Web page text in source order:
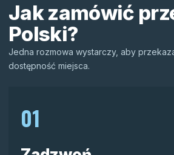
Jak zamówić
Polski?
Jedna rozmowa wystarczy, aby
dostępność miejsca.
01